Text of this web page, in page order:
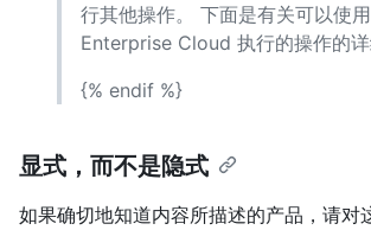
行其他操作。 下面是有关可以使
Enterprise Cloud 执行的操作的
{% endif %}
显式，而不是隐式
如果确切地知道内容所描述的产品，请对